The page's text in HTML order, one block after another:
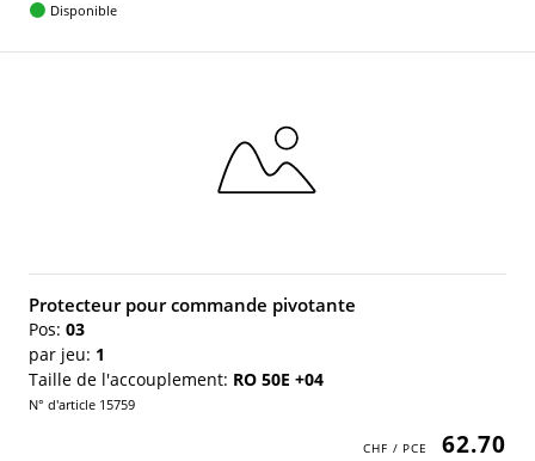
Disponible
Protecteur pour commande pivotante
Pos: 03
par jeu: 1
Taille de l'accouplement: RO 50E +04
N° d'article 15759
62.70